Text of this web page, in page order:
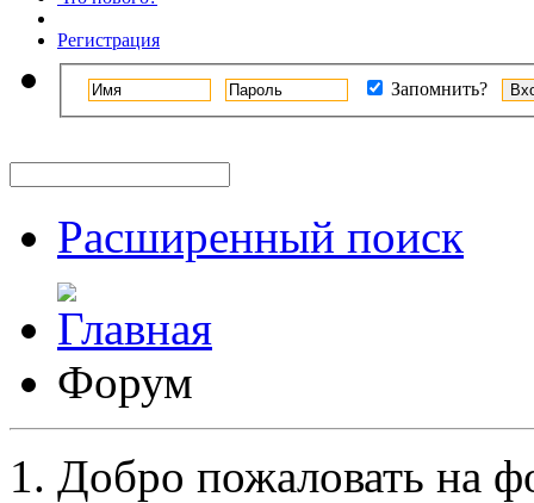
Регистрация
Запомнить?
Расширенный поиск
Форум
Добро пожаловать на